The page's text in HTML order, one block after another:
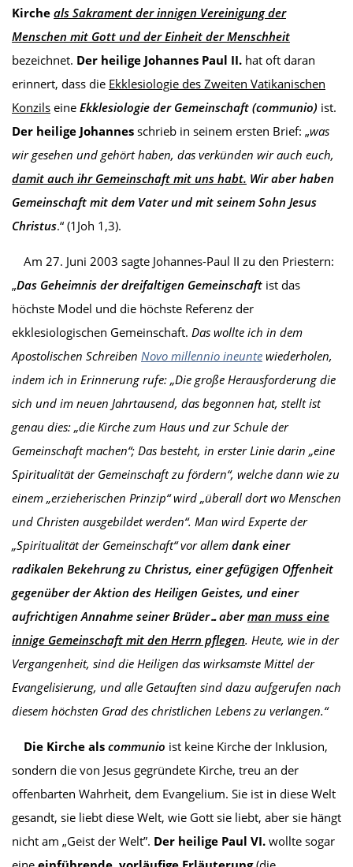
Kirche als Sakrament der innigen Vereinigung der
Menschen mit Gott und der Einheit der Menschheit
bezeichnet. Der heilige Johannes Paul II. hat oft daran
erinnert, dass die Ekklesiologie des Zweiten Vatikanischen
Konzils eine Ekklesiologie der Gemeinschaft (communio) ist.
Der heilige Johannes schrieb in seinem ersten Brief: „was
wir gesehen und gehört haben, das verkünden wir auch euch,
damit auch ihr Gemeinschaft mit uns habt. Wir aber haben
Gemeinschaft mit dem Vater und mit seinem Sohn Jesus
Christus.“ (1Joh 1,3).
Am 27. Juni 2003 sagte Johannes-Paul II zu den Priestern:
„Das Geheimnis der dreifaltigen Gemeinschaft ist das
höchste Model und die höchste Referenz der
ekklesiologischen Gemeinschaft. Das wollte ich in dem
Apostolischen Schreiben Novo millennio ineunte wiederholen,
indem ich in Erinnerung rufe: „Die große Herausforderung die
sich und im neuen Jahrtausend, das begonnen hat, stellt ist
genau dies: „die Kirche zum Haus und zur Schule der
Gemeinschaft machen“; Das besteht, in erster Linie darin „eine
Spiritualität der Gemeinschaft zu fördern“, welche dann wie zu
einem „erzieherischen Prinzip“ wird „überall dort wo Menschen
und Christen ausgebildet werden“. Man wird Experte der
„Spiritualität der Gemeinschaft“ vor allem dank einer
radikalen Bekehrung zu Christus, einer gefügigen Offenheit
gegenüber der Aktion des Heiligen Geistes, und einer
aufrichtigen Annahme seiner Brüder…aberman muss eine
innige Gemeinschaft mit den Herrn pflegen. Heute, wie in der
Vergangenheit, sind die Heiligen das wirksamste Mittel der
Evangelisierung, und alle Getauften sind dazu aufgerufen nach
diesem höchsten Grad des christlichen Lebens zu verlangen.“
Die Kirche als communio ist keine Kirche der Inklusion,
sondern die von Jesus gegründete Kirche, treu an der
offenbarten Wahrheit, dem Evangelium. Sie ist in diese Welt
gesandt, sie liebt diese Welt, wie Gott sie liebt, aber sie hängt
nicht am „Geist der Welt”. Der heilige Paul VI. wollte sogar